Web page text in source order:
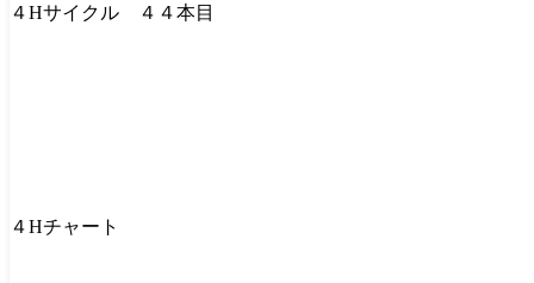
４Hサイクル ４４本目
４Hチャート